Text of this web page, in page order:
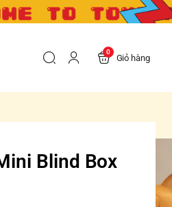
0
Giỏ hàng
Blind Box